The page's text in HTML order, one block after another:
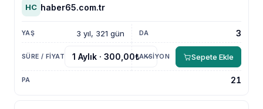
HC haber65.com.tr
3 yıl, 321 gün 3
21
Sepete Ekle